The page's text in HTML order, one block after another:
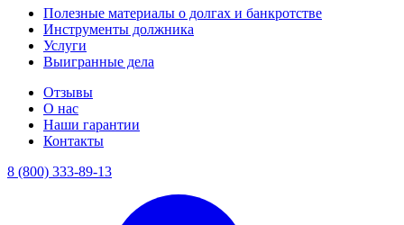
Полезные материалы о долгах и банкротстве
Инструменты должника
Услуги
Выигранные дела
Отзывы
О нас
Наши гарантии
Контакты
8 (800) 333-89-13